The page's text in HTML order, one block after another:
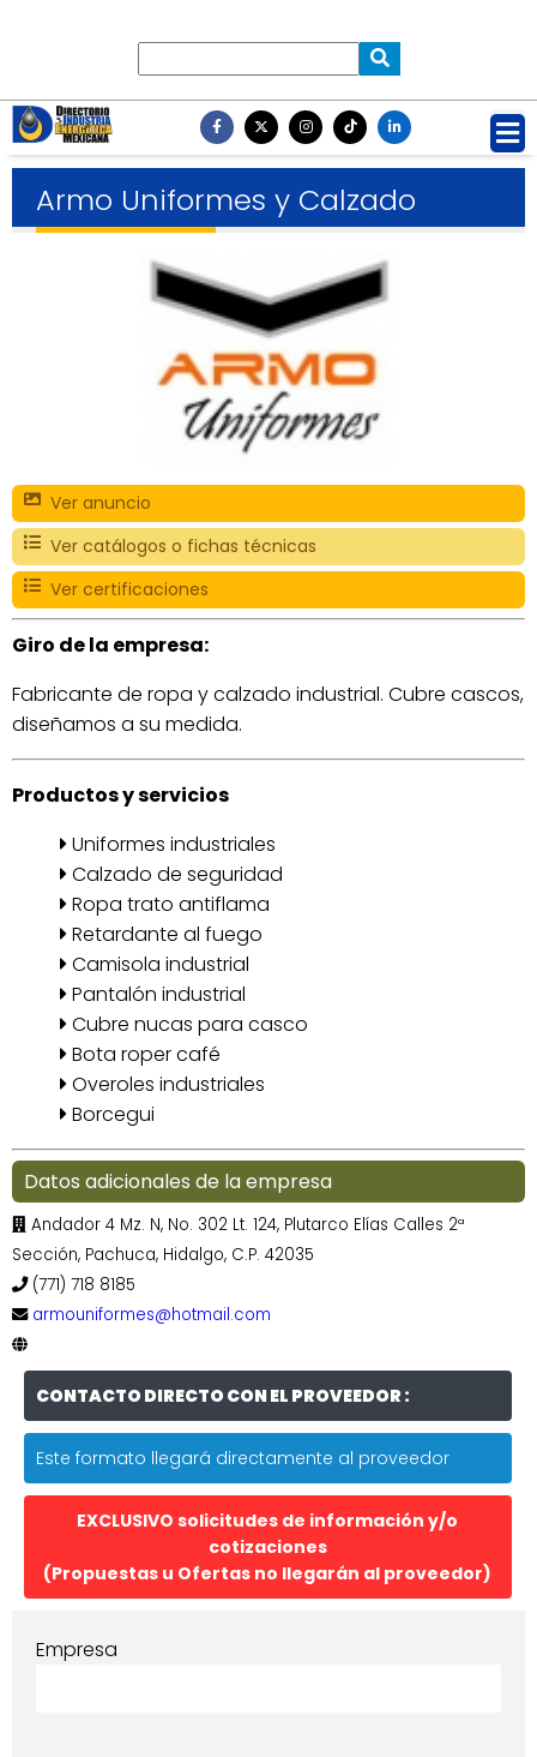
Armo Uniformes y Calzado
Ver anuncio
Ver catálogos o fichas técnicas
Ver certificaciones
Giro de la empresa:
Fabricante de ropa y calzado industrial. Cubre cascos,
diseñamos a su medida.
Productos y servicios
Uniformes industriales
Calzado de seguridad
Ropa trato antiflama
Retardante al fuego
Camisola industrial
Pantalón industrial
Cubre nucas para casco
Bota roper café
Overoles industriales
Borcegui
Datos adicionales de la empresa
Andador 4 Mz. N, No. 302 Lt. 124, Plutarco Elías Calles 2ª
Sección, Pachuca, Hidalgo, C.P. 42035
(771) 718 8185
armouniformes@hotmail.com
CONTACTO DIRECTO CON EL PROVEEDOR :
Este formato llegará directamente al proveedor
EXCLUSIVO solicitudes de información y/o
cotizaciones
(Propuestas u Ofertas no llegarán al proveedor)
Empresa